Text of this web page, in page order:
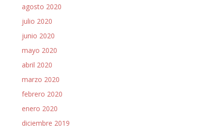
agosto 2020
julio 2020
junio 2020
mayo 2020
abril 2020
marzo 2020
febrero 2020
enero 2020
diciembre 2019